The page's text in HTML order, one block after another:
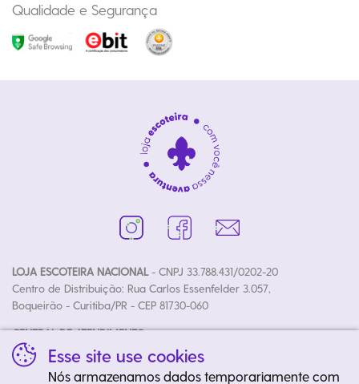
Qualidade e Segurança
LOJA ESCOTEIRA NACIONAL- CNPJ 33.788.431/0202-20
Centro de Distribuição: Rua Carlos Essenfelder 3.057,
Boqueirão - Curitiba/PR - CEP 81730-060
CENTRAL DE ATENDIMENTO:
Fone: (41) 3020-4700 | E-mail: loja@escoteiros.org.br
Horários: Segunda à Sexta das 08h30 às 12h00 e 13h30 às 17h50
Esse site use cookies
Nós armazenamos dados temporariamente com